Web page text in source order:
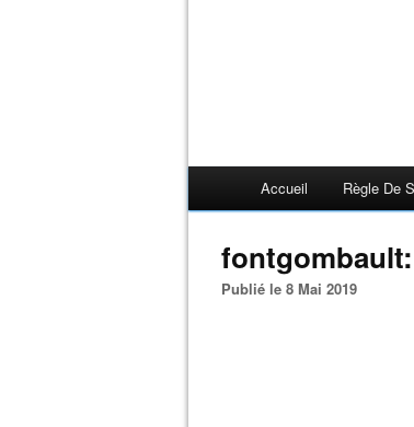
Accueil Règle De
Publié le 8 Mai 2019